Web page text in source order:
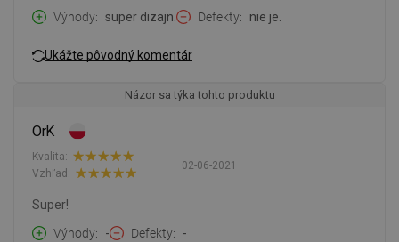
Výhody
super dizajn. Defekty nie je.
Ukážte pôvodný komentár
Názor sa týka tohto produktu
OrK
02-06-2021
Kvalita:
Vzhľad:
Super!
Výhody
- Defekty -